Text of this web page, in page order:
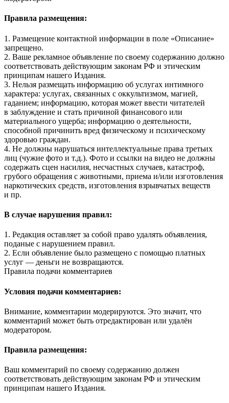
Правила размещения:
1. Размещение контактной информации в поле «Описание»
запрещено.
2. Ваше рекламное объявление по своему содержанию должно
соответствовать действующим законам РФ и этическим
принципам нашего Издания.
3. Нельзя размещать информацию об услугах интимного
характера: услугах, связанных с оккультизмом, магией,
гаданием; информацию, которая может ввести читателей
в заблуждение и стать причиной финансового или
материального ущерба; информацию о деятельности,
способной причинить вред физическому и психическому
здоровью граждан.
4. Не должны нарушаться интеллектуальные права третьих
лиц (чужие фото и т.д.). Фото и ссылки на видео не должны
содержать сцен насилия, несчастных случаев, катастроф,
грубого обращения с животными, приема и/или изготовления
наркотических средств, изготовления взрывчатых веществ
и пр.
В случае нарушения правил:
1. Редакция оставляет за собой право удалять объявления,
поданые с нарушением правил.
2. Если объявление было размещено с помощью платных
услуг — деньги не возвращаются.
Правила подачи комментариев
Условия подачи комментариев:
Внимание, комментарии модерируются. Это значит, что
комментарий может быть отредактирован или удалён
модератором.
Правила размещения:
Ваш комментарий по своему содержанию должен
соответствовать действующим законам РФ и этическим
принципам нашего Издания.